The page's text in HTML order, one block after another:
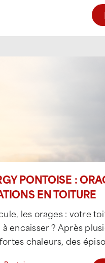
PONTOISE :
EN TOITURE
les orages : votre
encaisser ? Après
chaleurs, des